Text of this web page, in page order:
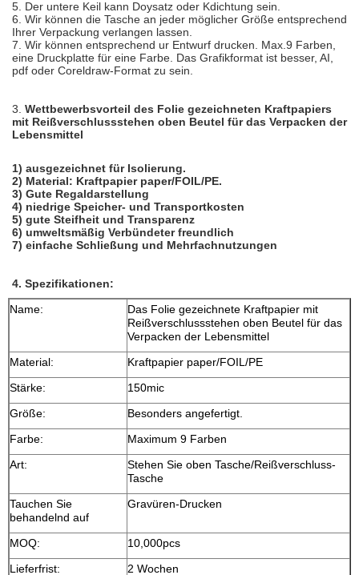
5. Der untere Keil kann Doysatz oder Kdichtung sein.
6. Wir können die Tasche an jeder möglicher Größe entsprechend
Ihrer Verpackung verlangen lassen.
7. Wir können entsprechend ur Entwurf drucken. Max.9 Farben,
eine Druckplatte für eine Farbe. Das Grafikformat ist besser, AI,
pdf oder Coreldraw-Format zu sein.
3. Wettbewerbsvorteil des Folie gezeichneten Kraftpapiers
mit Reißverschlussstehen oben Beutel für das Verpacken der
Lebensmittel
1) ausgezeichnet für Isolierung.
2) Material: Kraftpapier paper/FOIL/PE.
3) Gute Regaldarstellung
4) niedrige Speicher- und Transportkosten
5) gute Steifheit und Transparenz
6) umweltsmäßig Verbündeter freundlich
7) einfache Schließung und Mehrfachnutzungen
4. Spezifikationen:
Name:
Das Folie gezeichnete Kraftpapier mit
Reißverschlussstehen oben Beutel für das
Verpacken der Lebensmittel
Material:
Kraftpapier paper/FOIL/PE
Stärke:
150mic
Größe:
Besonders angefertigt.
Farbe:
Maximum 9 Farben
Art:
Stehen Sie oben Tasche/Reißverschluss-
Tasche
Tauchen Sie
behandelnd auf
Gravüren-Drucken
MOQ:
10,000pcs
Lieferfrist:
2 Wochen